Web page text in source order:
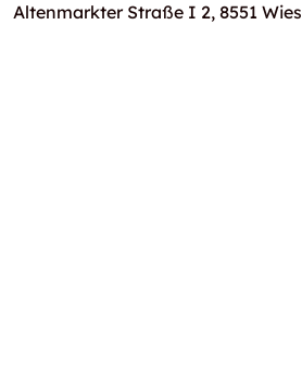
Altenmarkter Straße I 2, 8551 Wies